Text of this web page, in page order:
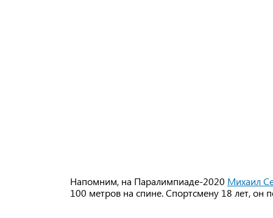
Напомним, на Паралимпиаде-2020 Михаил
100 метров на спине. Спортсмену 18 лет, он